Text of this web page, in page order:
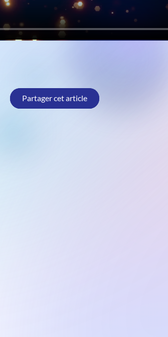
Partager cet article